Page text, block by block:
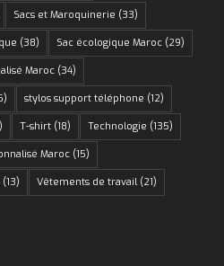
Sacs et Maroquinerie (33)
(38) Sac écologique Maroc(29)
Maroc(34)
stylos support téléphone (12)
T-shirt(18) Technologie (135)
Maroc(15)
(13) Vêtements de travail(21)